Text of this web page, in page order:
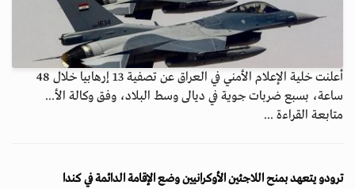
أعلنت خلية الإعلام الأمني في العراق عن تصفية 13 إرهابيا خلال 48
ساعة، بسبع ضربات جوية في ديالى وسط البلاد، وفق وكالة الأ...
متابعة القراءة ...
ترودو يتعهد بمنح اللاجئين الأوكرانيين وضع الإقامة الدائمة في كندا